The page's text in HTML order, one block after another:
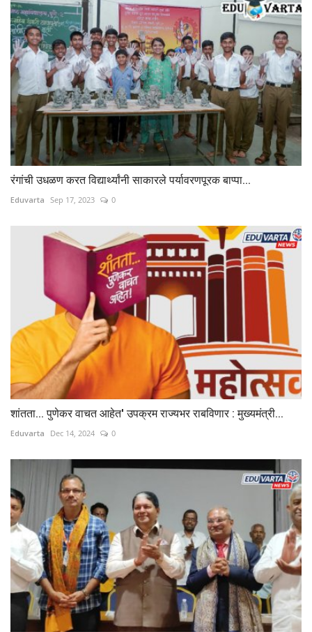
रंगांची उधळण करत विद्यार्थ्यांनी साकारले पर्यावरणपूरक बाप्पा...
Eduvarta Sep 17, 2023 0
शांतता... पुणेकर वाचत आहेत' उपक्रम राज्यभर राबविणार : मुख्यमंत्री...
Eduvarta Dec 14, 2024 0